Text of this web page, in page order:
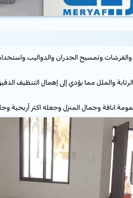
الجدران
والملل مما يؤدي إلى إهمال التنظيف
وجمال المنزل وجعله اكثر أريحية